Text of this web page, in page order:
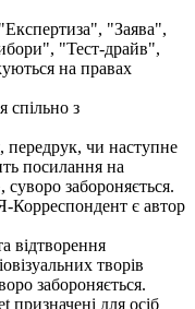
"Заява",
"Тест-драйв",
на правах
спільно з
передрук, чи наступне
посилання на
забороняється.
Корреспондент є автор
відтворення
творів
забороняється.
призначені для осіб